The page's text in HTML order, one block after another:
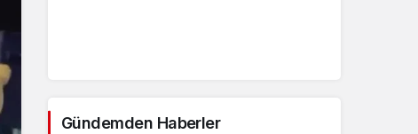
Gündemden Haberler